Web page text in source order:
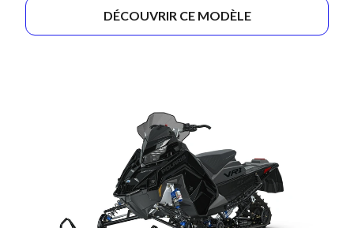
DÉCOUVRIR CE MODÈLE